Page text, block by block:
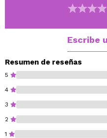
Se funde
Es de larga duración
Es ligero y cómodo de
Vegan.
Cruelty free.
Fragrance-free.
Alcohol-free.
Paraben-free.
Escribe
Resumen de reseñas
5
4
3
2
1